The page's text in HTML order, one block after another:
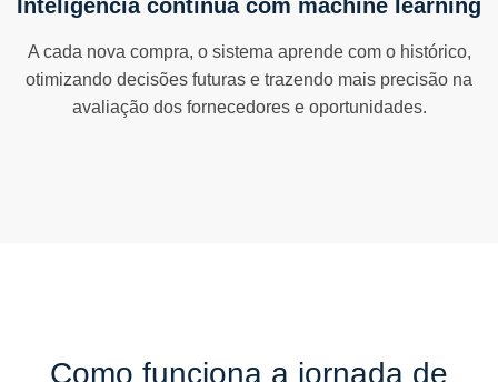
Inteligência contínua com machine learning
A cada nova compra, o sistema aprende com o histórico,
otimizando decisões futuras e trazendo mais precisão na
avaliação dos fornecedores e oportunidades.
Como funciona a jornada de